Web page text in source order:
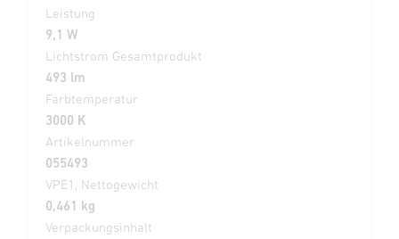
Leistung
9,1 W
Lichtstrom Gesamtprodukt
493 lm
Farbtemperatur
3000 K
Artikelnummer
055493
VPE1, Nettogewicht
0,461 kg
Verpackungsinhalt